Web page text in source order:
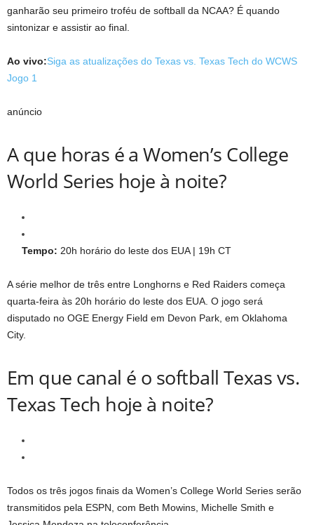
ganharão seu primeiro troféu de softball da NCAA? É quando
sintonizar e assistir ao final.
Ao vivo:Siga as atualizações do Texas vs. Texas Tech do WCWS
Jogo 1
anúncio
A que horas é a Women’s College
World Series hoje à noite?
Tempo: 20h horário do leste dos EUA | 19h CT
A série melhor de três entre Longhorns e Red Raiders começa
quarta-feira às 20h horário do leste dos EUA. O jogo será
disputado no OGE Energy Field em Devon Park, em Oklahoma
City.
Em que canal é o softball Texas vs.
Texas Tech hoje à noite?
Todos os três jogos finais da Women’s College World Series serão
transmitidos pela ESPN, com Beth Mowins, Michelle Smith e